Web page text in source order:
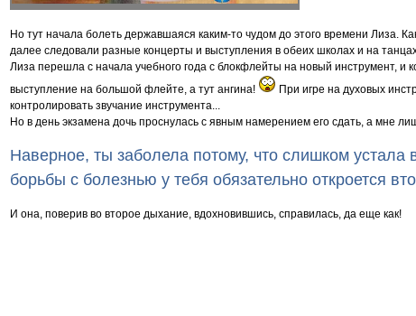
Но тут начала болеть державшаяся каким-то чудом до этого времени Лиза.
далее следовали разные концерты и выступления в обеих школах и на
Лиза перешла с начала учебного года с блокфлейты на новый инструмент, и
выступление на большой флейте, а тут ангина!
При игре на духовых
контролировать звучание инструмента...
Но в день экзамена дочь проснулась с явным намерением его сдать, а мне
Наверное, ты заболела потому, что слишком устала
борьбы с болезнью у тебя обязательно откроется
И она, поверив во второе дыхание, вдохновившись, справилась, да еще как!